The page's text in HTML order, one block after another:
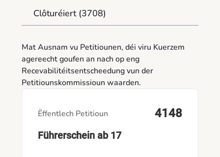
Clôturéiert (3708)
Mat Ausnam vu Petitiounen, déi viru Kuerzem
agereecht goufen an nach op eng
Recevabilitéitsentscheedung vun der
Petitiounskommissioun waarden.
Führerschein ab 17
Ëffentlech Petitioun 4148